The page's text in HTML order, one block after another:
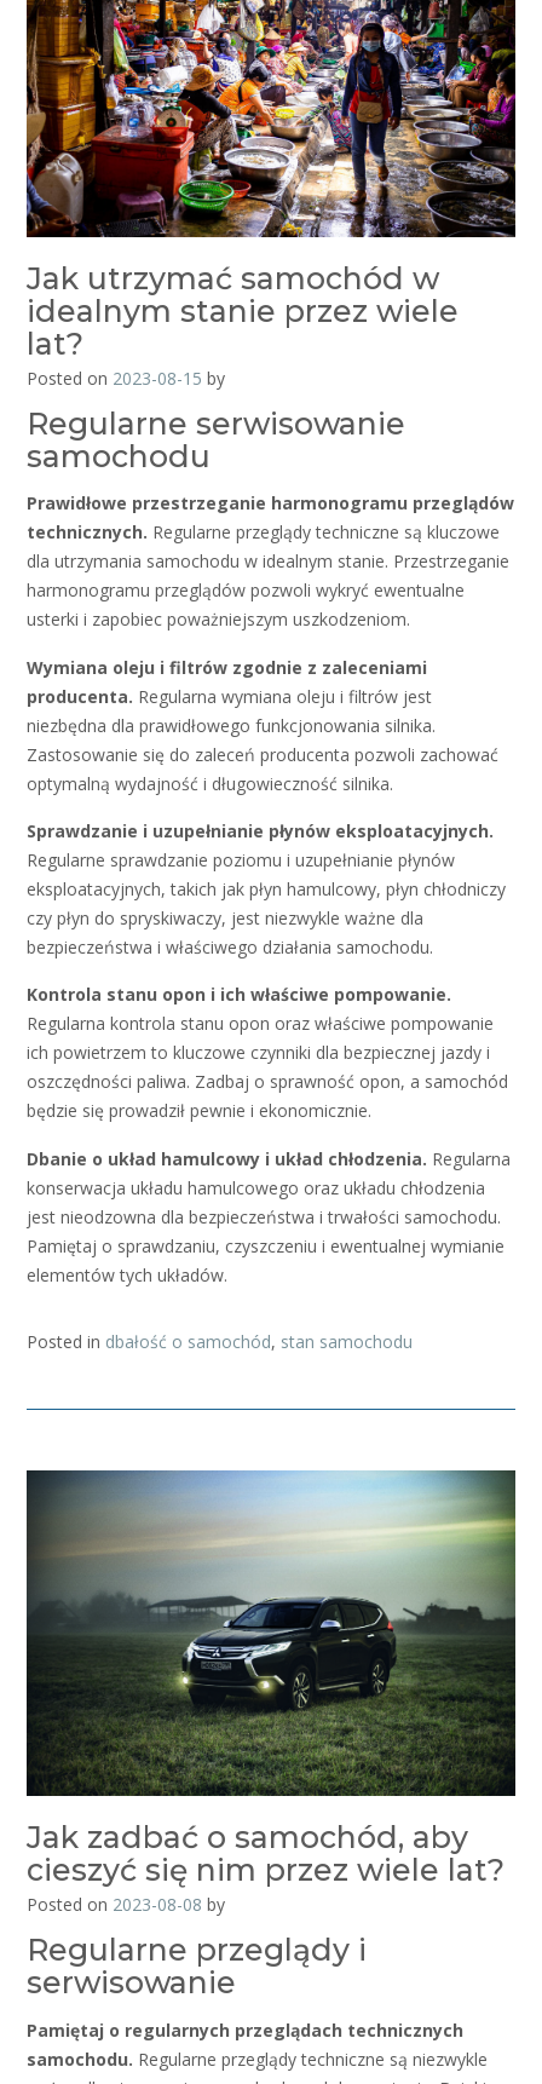
Jak utrzymać samochód w
idealnym stanie przez wiele
lat?
Posted on 2023-08-15 by
Regularne serwisowanie
samochodu
Prawidłowe przestrzeganie harmonogramu przeglądów
technicznych. Regularne przeglądy techniczne są kluczowe
dla utrzymania samochodu w idealnym stanie. Przestrzeganie
harmonogramu przeglądów pozwoli wykryć ewentualne
usterki i zapobiec poważniejszym uszkodzeniom.
Wymiana oleju i filtrów zgodnie z zaleceniami
producenta. Regularna wymiana oleju i filtrów jest
niezbędna dla prawidłowego funkcjonowania silnika.
Zastosowanie się do zaleceń producenta pozwoli zachować
optymalną wydajność i długowieczność silnika.
Sprawdzanie i uzupełnianie płynów eksploatacyjnych.
Regularne sprawdzanie poziomu i uzupełnianie płynów
eksploatacyjnych, takich jak płyn hamulcowy, płyn chłodniczy
czy płyn do spryskiwaczy, jest niezwykle ważne dla
bezpieczeństwa i właściwego działania samochodu.
Kontrola stanu opon i ich właściwe pompowanie.
Regularna kontrola stanu opon oraz właściwe pompowanie
ich powietrzem to kluczowe czynniki dla bezpiecznej jazdy i
oszczędności paliwa. Zadbaj o sprawność opon, a samochód
będzie się prowadził pewnie i ekonomicznie.
Dbanie o układ hamulcowy i układ chłodzenia. Regularna
konserwacja układu hamulcowego oraz układu chłodzenia
jest nieodzowna dla bezpieczeństwa i trwałości samochodu.
Pamiętaj o sprawdzaniu, czyszczeniu i ewentualnej wymianie
elementów tych układów.
Posted in dbałość o samochód, stan samochodu
Jak zadbać o samochód, aby
cieszyć się nim przez wiele lat?
Posted on 2023-08-08 by
Regularne przeglądy i
serwisowanie
Pamiętaj o regularnych przeglądach technicznych
samochodu. Regularne przeglądy techniczne są niezwykle